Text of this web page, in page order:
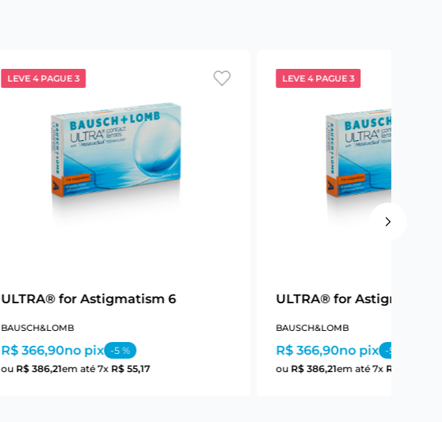
LEVE 4 PAGUE 3
ULTRA® for Astigmatism 6
BAUSCH&LOMB
R$ 366,90no pix -5%
ou R$ 386,21em até7x R$ 55,17
LEVE 4 PAGUE 3
ULTRA® for Astigmatism
BAUSCH&LOMB
R$ 366,90no pix -5
ou R$ 386,21em até7x R$